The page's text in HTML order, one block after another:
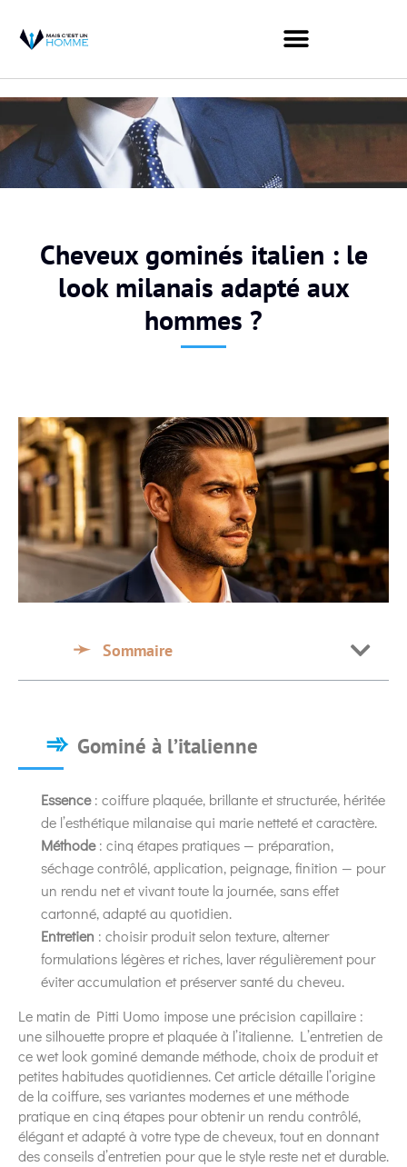
Cheveux gominés italien : le
look milanais adapté aux
hommes ?
Sommaire
Gominé à l’italienne
Essence: coiffure plaquée, brillante et structurée, héritée
de l’esthétique milanaise qui marie netteté et caractère.
Méthode: cinq étapes pratiques — préparation,
séchage contrôlé, application, peignage, finition — pour
un rendu net et vivant toute la journée, sans effet
cartonné, adapté au quotidien.
Entretien : choisir produit selon texture, alterner
formulations légères et riches, laver régulièrement pour
éviter accumulation et préserver santé du cheveu.
Le matin de Pitti Uomo impose une précision capillaire :
une silhouette propre et plaquée à l’italienne. L’entretien de
ce wet look gominé demande méthode, choix de produit et
petites habitudes quotidiennes. Cet article détaille l’origine
de la coiffure, ses variantes modernes et une méthode
pratique en cinq étapes pour obtenir un rendu contrôlé,
élégant et adapté à votre type de cheveux, tout en donnant
des conseils d’entretien pour que le style reste net et durable.